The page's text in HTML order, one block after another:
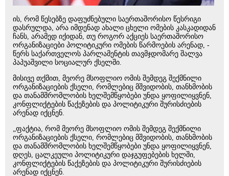
ის, რომ წესებზე დაფუძნებული საერთაშორისო წესრიგი
დასრულდა, არა იმდენად ახალი ცხელი ომების კასკადიდან
ჩანს, არამედ იქიდან, თუ როგორ აქციეს საერთაშორისო
ორგანიზაციები პოლიტიკური ომების წარმოების არენად, -
წერს საქართველოს პარლამენტის თავმჯდომარე შალვა
პაპუაშვილი სოციალურ ქსელში.
მისივე თქმით, მეორე მსოფლიო ომის შემდეგ შექმნილი
ორგანიზაციების ქსელი, რომლებიც მშვიდობის, თანხმობის
და თანამშრომლობის ხელშემწყობები უნდა ყოფილიყვნენ,
კონფლიქტების წაქეზების და პოლიტიკური შურისძიების
არენად იქცნენ.
„ფაქტია, რომ მეორე მსოფლიო ომის შემდეგ შექმნილი
ორგანიზაციების ქსელი, რომლებიც მშვიდობის, თანხმობის
და თანამშრომლობის ხელშემწყობები უნდა ყოფილიყვნენ,
დღეს, ცალკეული პოლიტიკური დაჯგუფებების ხელში,
კონფლიქტების წაქეზების და პოლიტიკური შურისძიების
არენად იქცნენ.